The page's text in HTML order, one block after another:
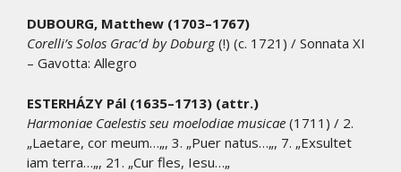
DUBOURG, Matthew (1703–1767)
Corelli’s Solos Grac’d by Doburg(!) (c. 1721) / Sonnata XI
– Gavotta: Allegro
ESTERHÁZY Pál (1635–1713) (attr.)
Harmoniae Caelestis seu moelodiae musicae (1711) / 2.
„Laetare, cor meum…„, 3. „Puer natus…„, 7. „Exsultet
iam terra…„, 21. „Cur fles, Iesu…„